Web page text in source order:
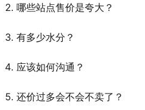
哪些站点售价是夸大？
有多少水分？
应该如何沟通？
还价过多会不会不卖了？